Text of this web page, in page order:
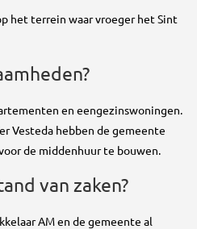
het terrein waar vroeger het Sint
en eengezinswoningen.
Vesteda hebben de gemeente
de middenhuur te bouwen.
van zaken?
AM en de gemeente al